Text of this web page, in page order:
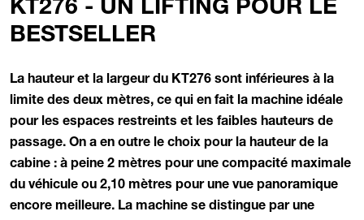
KT276 - UN LIFTING POUR LE
BESTSELLER
La hauteur et la largeur du KT276 sont inférieures à la
limite des deux mètres, ce qui en fait la machine idéale
pour les espaces restreints et les faibles hauteurs de
passage. On a en outre le choix pour la hauteur de la
cabine : à peine 2 mètres pour une compacité maximale
du véhicule ou 2,10 mètres pour une vue panoramique
encore meilleure. La machine se distingue par une